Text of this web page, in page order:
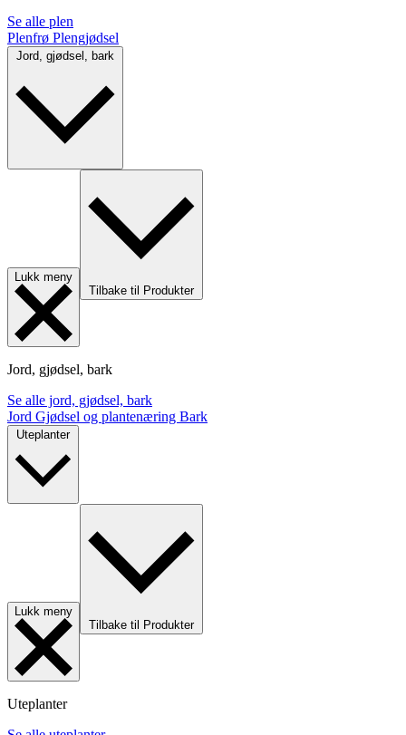
Se alle plen
Plenfrø Plengjødsel
Lukk meny
Tilbake til Produkter
Jord, gjødsel, bark
Se alle jord, gjødsel, bark
Jord Gjødsel og plantenæring Bark
Uteplanter
Lukk meny
Tilbake til Produkter
Uteplanter